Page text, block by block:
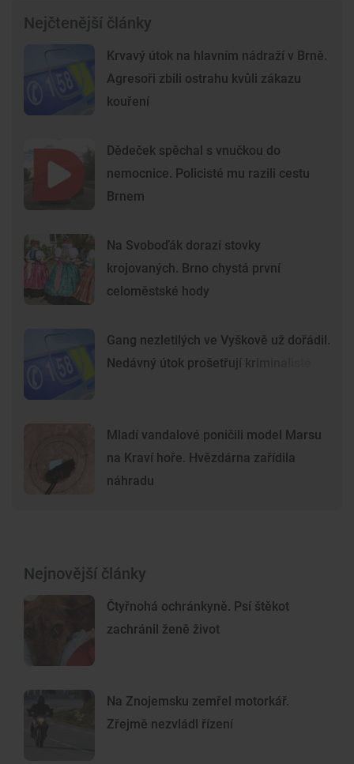
Nejčtenější články
Krvavý útok na hlavním nádraží v Brně.
Agresoři zbili ostrahu kvůli zákazu
kouření
Dědeček spěchal s vnučkou do
nemocnice. Policisté mu razili cestu
Brnem
Na Svoboďák dorazí stovky
krojovaných. Brno chystá první
celoměstské hody
Gang nezletilých ve Vyškově už dořádil.
Nedávný útok prošetřují kriminalisté
Mladí vandalové poničili model Marsu
na Kraví hoře. Hvězdárna zařídila
náhradu
Nejnovější články
Čtyřnohá ochránkyně. Psí štěkot
zachránil ženě život
Na Znojemsku zemřel motorkář.
Zřejmě nezvládl řízení